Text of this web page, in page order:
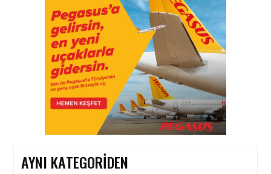
AYNI KATEGORIDEN
AIR ARABIA AILESI
BÜYÜYOR! 2026 AÇIK
POZISYONLAR
İŞ İLANLARI • 16 MAY 2026
YENI DÖNEM BAŞLIYOR VE
EKIP ARKADAŞLARI
ARANIYOR